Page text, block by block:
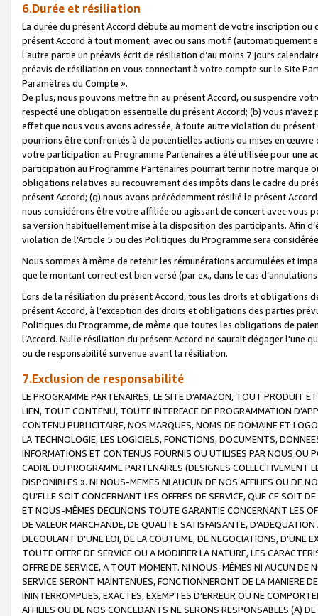
6.Durée et résiliation
La durée du présent Accord débute au moment de votre inscription
présent Accord à tout moment, avec ou sans motif (automatiquement
l’autre partie un préavis écrit de résiliation d’au moins 7 jours
préavis de résiliation en vous connectant à votre compte sur le Site
Paramètres du Compte ».
De plus, nous pouvons mettre fin au présent Accord, ou suspendre
respecté une obligation essentielle du présent Accord; (b) vous
effet que nous vous avons adressée, à toute autre violation du
pourrions être confrontés à de potentielles actions ou mises en
votre participation au Programme Partenaires a été utilisée pour une
participation au Programme Partenaires pourrait ternir notre marque
obligations relatives au recouvrement des impôts dans le cadre du
présent Accord; (g) nous avons précédemment résilié le présent
nous considérons être votre affiliée ou agissant de concert avec vous
sa version habituellement mise à la disposition des participants. Afin
violation de l’Article 5 ou des Politiques du Programme sera
Nous sommes à même de retenir les rémunérations accumulées et
que le montant correct est bien versé (par ex., dans le cas
Lors de la résiliation du présent Accord, tous les droits et obligations
présent Accord, à l’exception des droits et obligations des parties
Politiques du Programme, de même que toutes les obligations de
l’Accord. Nulle résiliation du présent Accord ne saurait dégager l'une
ou de responsabilité survenue avant la résiliation.
7.Exclusion de responsabilité
LE PROGRAMME PARTENAIRES, LE SITE D’AMAZON, TOUT PRODUIT
LIEN, TOUT CONTENU, TOUTE INTERFACE DE PROGRAMMATION
CONTENU PUBLICITAIRE, NOS MARQUES, NOMS DE DOMAINE ET
LA TECHNOLOGIE, LES LOGICIELS, FONCTIONS, DOCUMENTS,
INFORMATIONS ET CONTENUS FOURNIS OU UTILISES PAR NOUS OU
CADRE DU PROGRAMME PARTENAIRES (DESIGNES COLLECTIVEMENT
DISPONIBLES ». NI NOUS-MEMES NI AUCUN DE NOS AFFILIES OU DE
QU’ELLE SOIT CONCERNANT LES OFFRES DE SERVICE, QUE CE SOIT
ET NOUS-MÊMES DECLINONS TOUTE GARANTIE CONCERNANT LES
DE VALEUR MARCHANDE, DE QUALITE SATISFAISANTE,
DECOULANT D’UNE LOI, DE LA COUTUME, DE NEGOCIATIONS, D’UNE
TOUTE OFFRE DE SERVICE OU A MODIFIER LA NATURE, LES
OFFRE DE SERVICE, A TOUT MOMENT. NI NOUS-MÊMES NI AUCUN DE
SERVICE SERONT MAINTENUES, FONCTIONNERONT DE LA MANIERE
ININTERROMPUES, EXACTES, EXEMPTES D’ERREUR OU NE
AFFILIES OU DE NOS CONCEDANTS NE SERONS RESPONSABLES (A)